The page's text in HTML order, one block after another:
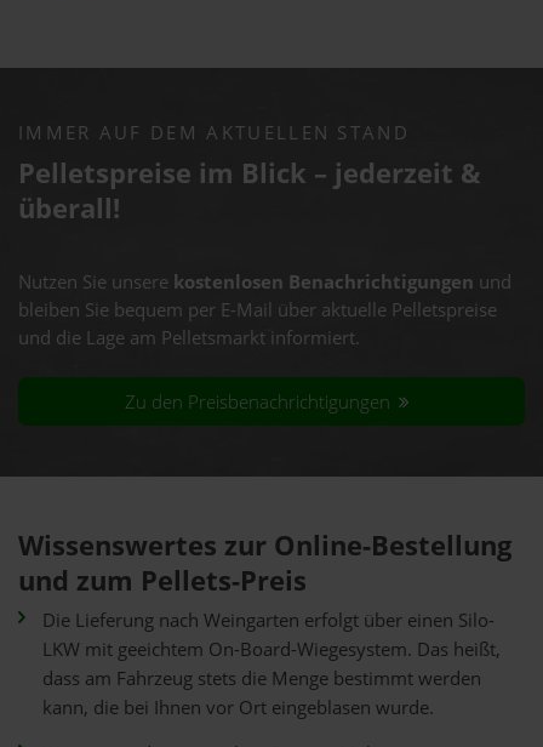
IMMER AUF DEM AKTUELLEN STAND
Pelletspreise im Blick – jederzeit &
überall!
Nutzen Sie unsere kostenlosen Benachrichtigungen und
bleiben Sie bequem per E-Mail über aktuelle Pelletspreise
und die Lage am Pelletsmarkt informiert.
Zu den Preisbenachrichtigungen
Wissenswertes zur Online-Bestellung
und zum Pellets-Preis
Die Lieferung nach Weingarten erfolgt über einen Silo-
LKW mit geeichtem On-Board-Wiegesystem. Das heißt,
dass am Fahrzeug stets die Menge bestimmt werden
kann, die bei Ihnen vor Ort eingeblasen wurde.